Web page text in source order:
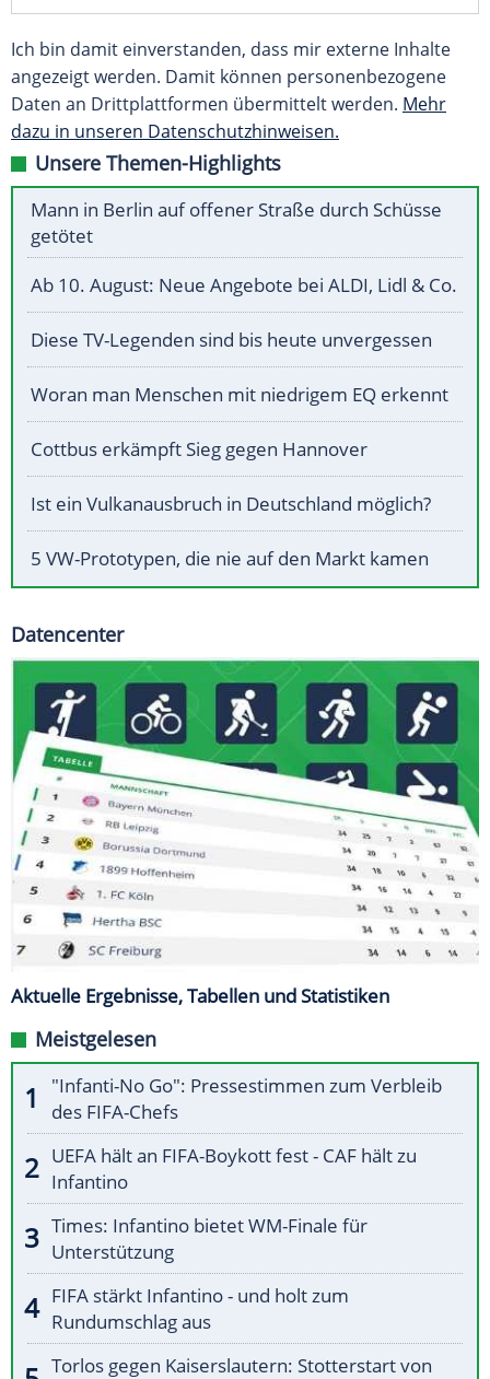
Ich bin damit einverstanden, dass mir externe Inhalte
angezeigt werden. Damit können personenbezogene
Daten an Drittplattformen übermittelt werden. Mehr
dazu in unseren Datenschutzhinweisen.
Unsere Themen-Highlights
Mann in Berlin auf offener Straße durch Schüsse
getötet
Ab 10. August: Neue Angebote bei ALDI, Lidl & Co.
Diese TV-Legenden sind bis heute unvergessen
Woran man Menschen mit niedrigem EQ erkennt
Cottbus erkämpft Sieg gegen Hannover
Ist ein Vulkanausbruch in Deutschland möglich?
5 VW-Prototypen, die nie auf den Markt kamen
Datencenter
Aktuelle Ergebnisse, Tabellen und Statistiken
Meistgelesen
"Infanti-No Go": Pressestimmen zum Verbleib
des FIFA-Chefs
UEFA hält an FIFA-Boykott fest - CAF hält zu
Infantino
Times: Infantino bietet WM-Finale für
Unterstützung
FIFA stärkt Infantino - und holt zum
Rundumschlag aus
Torlos gegen Kaiserslautern: Stotterstart von